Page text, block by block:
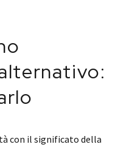
con il significato della